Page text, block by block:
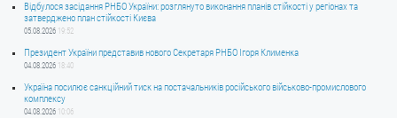
Відбулося засідання РНБО України: розглянуто виконання планів стійкості у регіонах та
затверджено план стійкості Києва
05.08.2026 19:52
Президент України представив нового Секретаря РНБО Ігоря Клименка
04.08.2026 18:40
Україна посилює санкційний тиск на постачальників російського військово-промислового
комплексу
04.08.2026 10:06